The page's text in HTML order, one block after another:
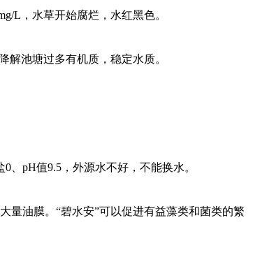
L，水草开始腐烂，水红黑色。
池塘过多有机质，稳定水质。
pH值9.5，外源水不好，不能换水。
油膜。“碧水安”可以促进有益藻类和菌类的繁